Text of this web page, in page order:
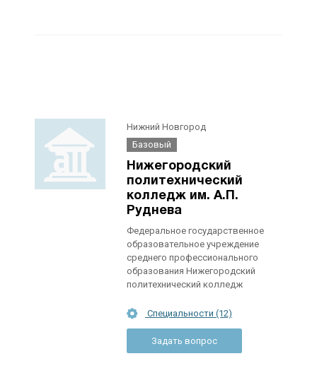
Нижний Новгород
Базовый
Нижегородский
политехнический
колледж им. А.П.
Руднева
Федеральное государственное
образовательное учреждение
среднего профессионального
образования Нижегородский
политехнический колледж
Специальности (12)
Задать вопрос